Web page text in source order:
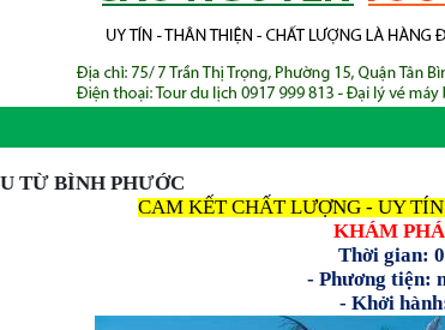
TỪ BÌNH PHƯỚC
CAM KẾT CHẤT LƯỢNG - UY
KHÁM
Thời gian:
- Phương tiện:
- Khởi